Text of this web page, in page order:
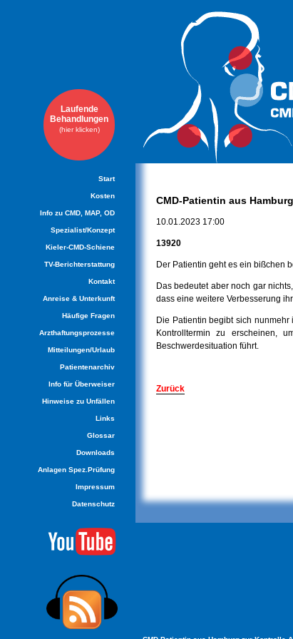
Laufende
Behandlungen
(hier klicken)
CMD-Patientin aus
10.01.2023 17:00
13920
Der Patientin geht es ein bißchen
Das bedeutet aber noch gar
dass eine weitere Verbesserung
Die Patientin begibt sich
Kontrolltermin zu erscheinen,
Beschwerdesituation führt.
Zurück
Start
Kosten
Info zu CMD, MAP, OD
Spezialist/Konzept
Kieler-CMD-Schiene
TV-Berichterstattung
Kontakt
Anreise & Unterkunft
Häufige Fragen
Arzthaftungsprozesse
Mitteilungen/Urlaub
Patientenarchiv
Info für Überweiser
Hinweise zu Unfällen
Links
Glossar
Downloads
Anlagen Spez.Prüfung
Impressum
Datenschutz